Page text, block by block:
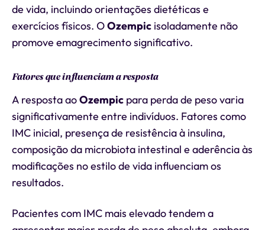
de vida, incluindo orientações dietéticas e
exercícios físicos. OOzempic isoladamente não
promove emagrecimento significativo.
Fatores que influenciam a resposta
A resposta aoOzempic para perda de peso varia
significativamente entre indivíduos. Fatores como
IMC inicial, presença de resistência à insulina,
composição da microbiota intestinal e aderência às
modificações no estilo de vida influenciam os
resultados.
Pacientes com IMC mais elevado tendem a